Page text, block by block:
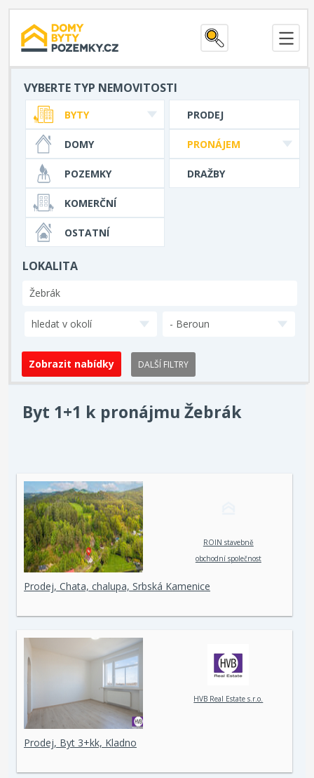
VYBERTE TYP NEMOVITOSTI
PRODEJ
PRONÁJEM
DRAŽBY
BYTY
DOMY
POZEMKY
KOMERČNÍ
OSTATNÍ
LOKALITA
hledat v okolí - Beroun
DALŠÍ FILTRY
Byt 1+1 k pronájmu Žebrák
ROIN stavebně
obchodní společnost
Prodej, Chata, chalupa, Srbská Kamenice
HVB Real Estate s.r.o.
Prodej, Byt 3+kk, Kladno